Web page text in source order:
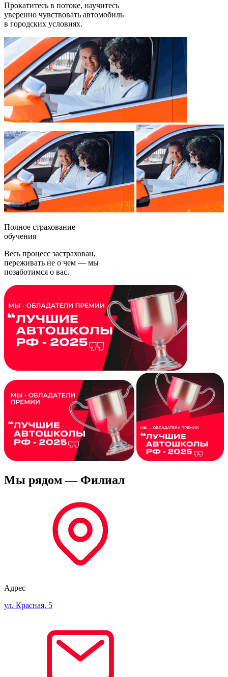
Прокатитесь в потоке, научитесь
уверенно чувствовать автомобиль
в городских условиях.
Полное страхование
обучения
Весь процесс застрахован,
переживать не о чем — мы
позаботимся о вас.
Мы рядом— Филиал
Адрес
ул. Красная, 5